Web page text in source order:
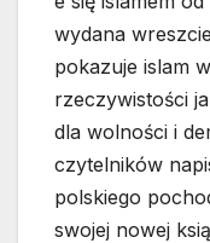
wydana
pokazuje islam
rzeczywistości
dla wolności i
czytelników
polskiego
swojej nowej